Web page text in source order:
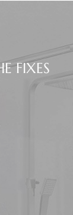
FIXES